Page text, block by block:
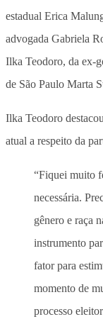
estadual Erica
advogada Gabriela
Ilka Teodoro, da ex-
de São Paulo Marta
Ilka Teodoro
atual a respeito da
“Fiquei muito
necessária.
gênero e raça
instrumento
fator para
momento de
processo